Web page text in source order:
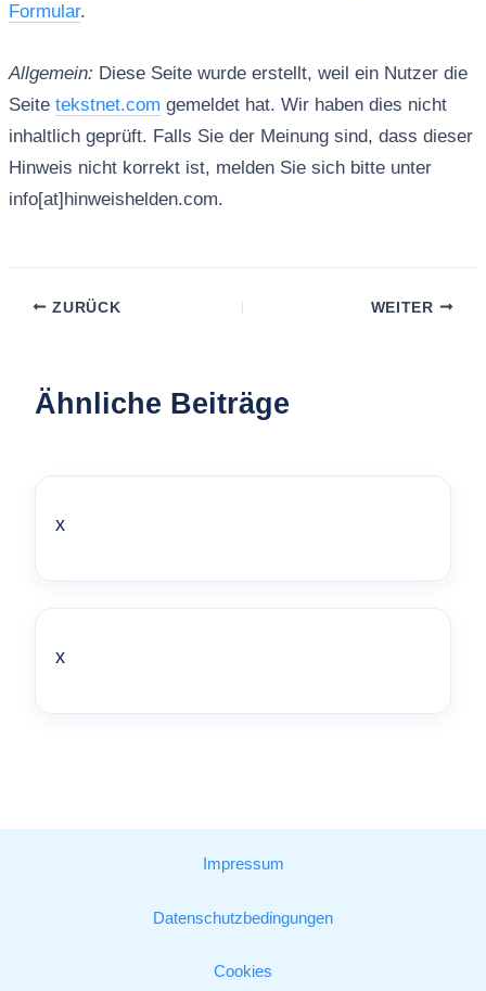
Formular.
Allgemein: Diese Seite wurde erstellt, weil ein Nutzer die
Seite tekstnet.com gemeldet hat. Wir haben dies nicht
inhaltlich geprüft. Falls Sie der Meinung sind, dass dieser
Hinweis nicht korrekt ist, melden Sie sich bitte unter
info[at]hinweishelden.com.
ZURÜCK WEITER
Ähnliche Beiträge
x
x
Impressum
Datenschutzbedingungen
Cookies